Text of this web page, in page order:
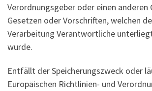
Verordnungsgeber oder einen anderen
Gesetzen oder Vorschriften, welchen
Verarbeitung Verantwortliche
wurde.
Entfällt der Speicherungszweck oder
Europäischen Richtlinien- und